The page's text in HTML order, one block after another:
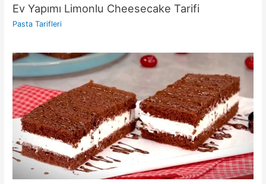
Ev Yapımı Limonlu Cheesecake Tarifi
Pasta Tarifleri